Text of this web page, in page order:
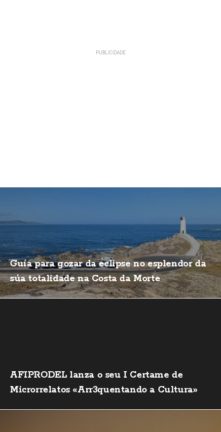
Guía para gozar da eclipse no esplendor da
súa totalidade na Costa da Morte
AFIPRODEL lanza o seu I Certame de
Microrrelatos «Arr3quentando a Cultura»